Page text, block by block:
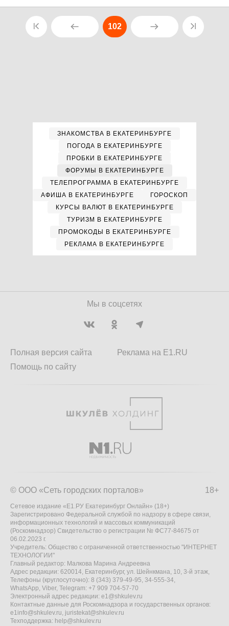
102
ЗНАКОМСТВА В ЕКАТЕРИНБУРГЕ
ПОГОДА В ЕКАТЕРИНБУРГЕ
ПРОБКИ В ЕКАТЕРИНБУРГЕ
ФОРУМЫ В ЕКАТЕРИНБУРГЕ
ТЕЛЕПРОГРАММА В ЕКАТЕРИНБУРГЕ
АФИША В ЕКАТЕРИНБУРГЕ
ГОРОСКОП
КУРСЫ ВАЛЮТ В ЕКАТЕРИНБУРГЕ
ТУРИЗМ В ЕКАТЕРИНБУРГЕ
ПРОМОКОДЫ В ЕКАТЕРИНБУРГЕ
РЕКЛАМА В ЕКАТЕРИНБУРГЕ
Мы в соцсетях
Полная версия сайта
Помощь по сайту
Реклама на E1.RU
18+
© ООО «Сеть городских порталов»
Сетевое издание «Е1.РУ Екатеринбург Онлайн» (18+)
Зарегистрировано Федеральной службой по надзору в сфере связи,
информационных технологий и массовых коммуникаций
(Роскомнадзор) Свидетельство о регистрации № ФС77-84675 от
06.02.2023 г.
Учредитель: Общество с ограниченной ответственностью "ИНТЕРНЕТ
ТЕХНОЛОГИИ"
Главный редактор: Малкова Марина Андреевна
Адрес редакции: 620014, Екатеринбург, ул. Шейнкмана, 10, 3-й этаж,
Телефоны (круглосуточно): 8 (343) 379-49-95, 34-555-34,
WhatsApp, Viber, Telegram: +7 909 704-57-70
Электронный адрес редакции: e1@shkulev.ru
Контактные данные для Роскомнадзора и государственных органов:
e1info@shkulev.ru, juristekat@shkulev.ru
Техподдержка: help@shkulev.ru